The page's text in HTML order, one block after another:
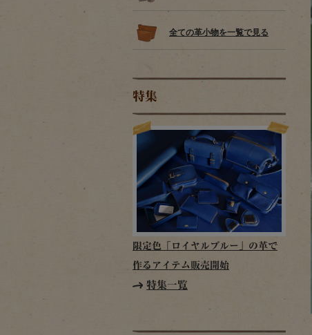
全ての革小物を一覧で見る
特集
限定色「ロイヤルブルー」の革で
作るアイテム販売開始
特集一覧